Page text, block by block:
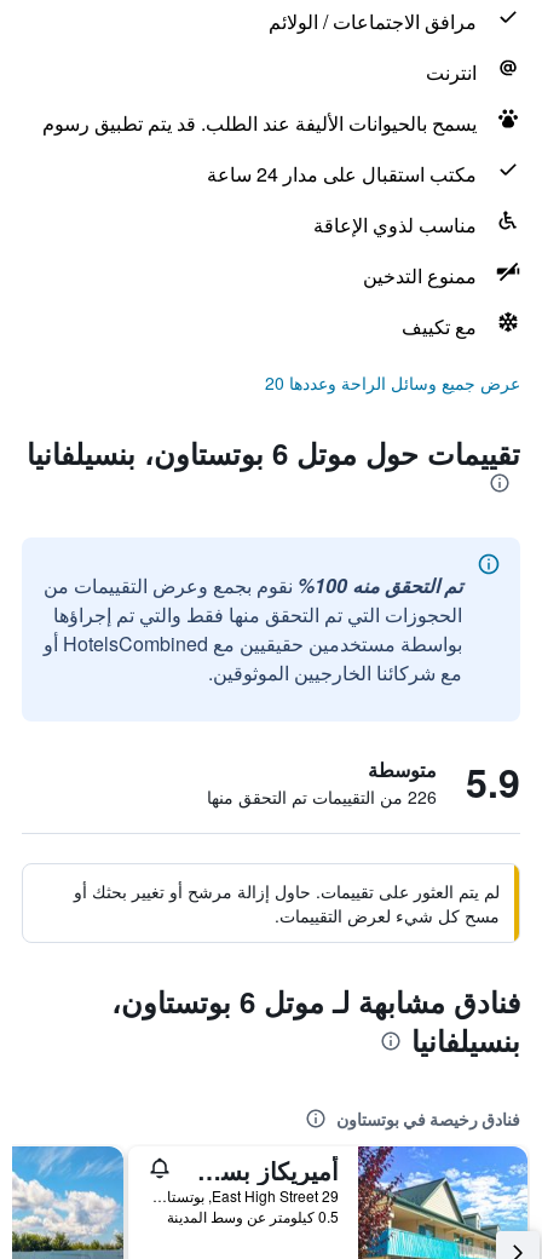
مرافق الاجتماعات / الولائم
انترنت
يسمح بالحيوانات الأليفة عند الطلب. قد يتم تطبيق رسوم
مكتب استقبال على مدار 24 ساعة
مناسب لذوي الإعاقة
ممنوع التدخين
مع تكييف
عرض جميع وسائل الراحة وعددها 20
تقييمات حول موتل 6 بوتستاون، بنسيلفانيا
تم التحقق منه 100%
نقوم بجمع وعرض التقييمات من
الحجوزات التي تم التحقق منها فقط والتي تم إجراؤها
بواسطة مستخدمين حقيقيين مع HotelsCombined أو
مع شركائنا الخارجيين الموثوقين.
5.9 متوسطة
226 من التقييمات تم التحقق منها
لم يتم العثور على تقييمات. حاول إزالة مرشح أو تغيير بحثك أو
مسح كل شيء لعرض التقييمات.
فنادق مشابهة لـ موتل 6 بوتستاون،
بنسيلفانيا
فنادق رخيصة في بوتستاون
أميريكاز بست فاليو إن بوتستاون
29 East High Street, بوتستاون, PA, الولايات المتحدة الأميريكية
0.5 كيلومتر عن وسط المدينة